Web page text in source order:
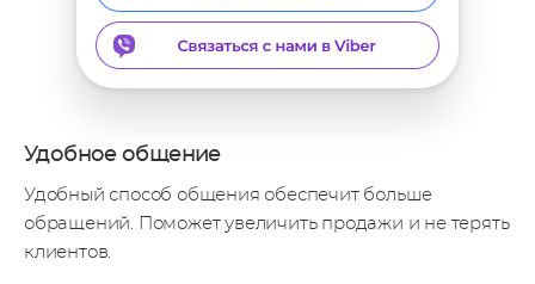
Удобное общение
Удобный способ общения обеспечит больше
обращений. Поможет увеличить продажи и не терять
клиентов.